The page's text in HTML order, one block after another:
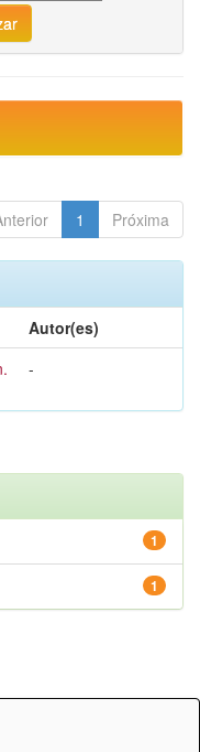
1 Próxima
Autor(es)
-
1
1